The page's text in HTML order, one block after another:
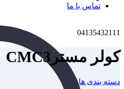
تماس با ما
04135432111
کولر مسترCMC3
دسته بندی ها